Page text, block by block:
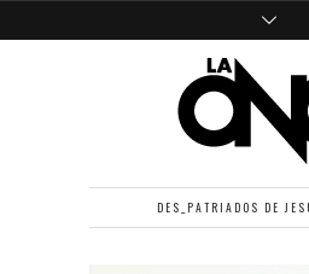
DES_PATRIADOS DE